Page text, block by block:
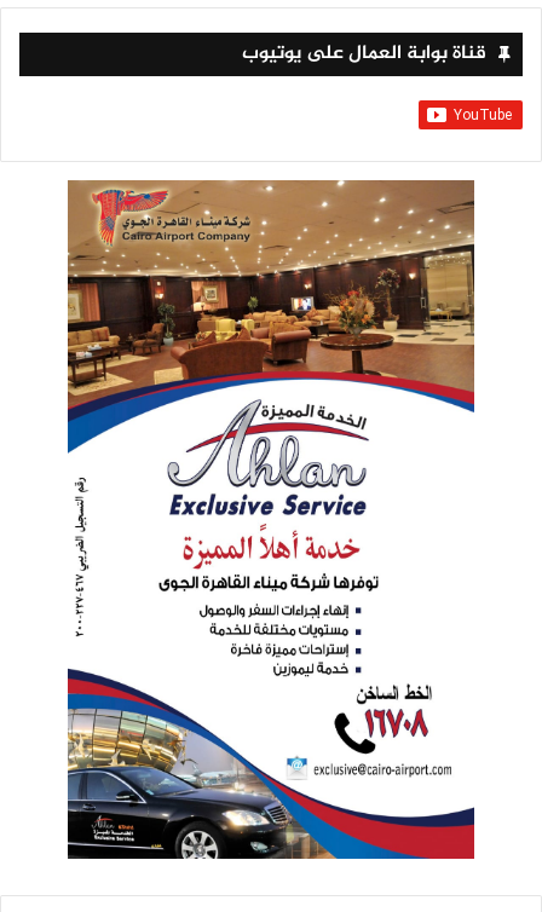
قناة بوابة العمال على يوتيوب